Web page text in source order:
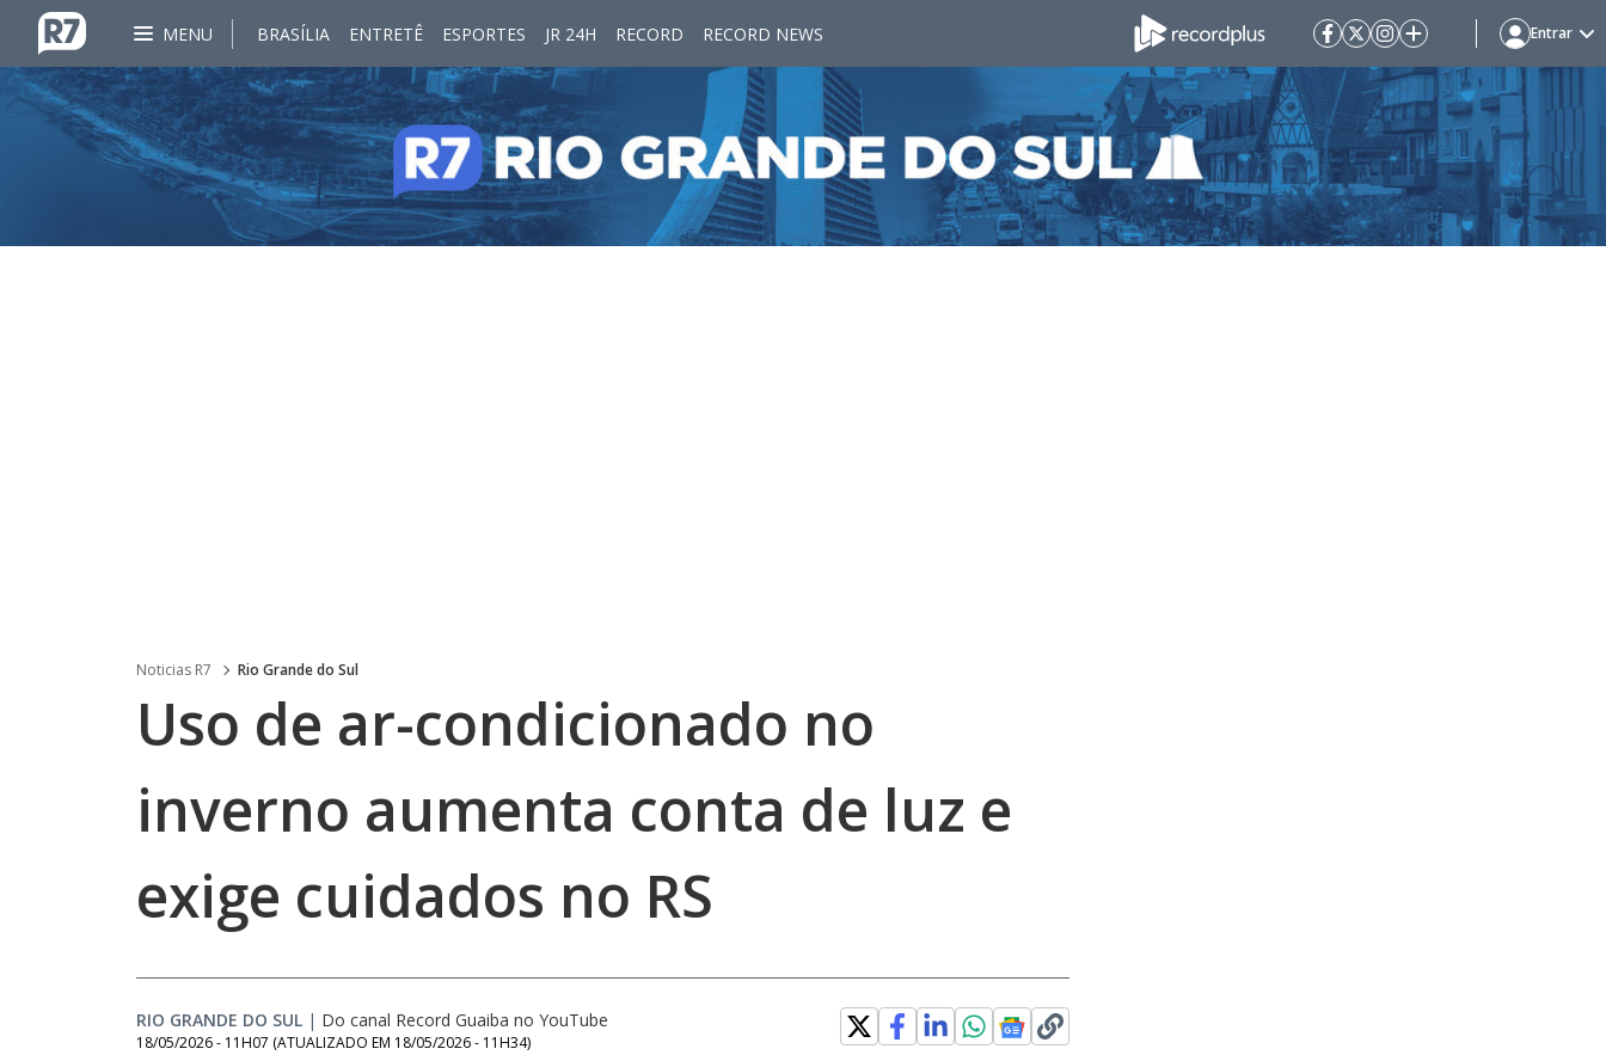
MENU BRASÍLIA ENTRETÊ ESPORTES JR 24H RECORD RECORD NEWS Entrar
Noticias R7 Rio Grande do Sul
Uso de ar-condicionado no
inverno aumenta conta de luz e
exige cuidados no RS
RIO GRANDE DO SUL | Do canal Record Guaiba no YouTube
18/05/2026 - 11H07 (ATUALIZADO EM 18/05/2026 - 11H34)